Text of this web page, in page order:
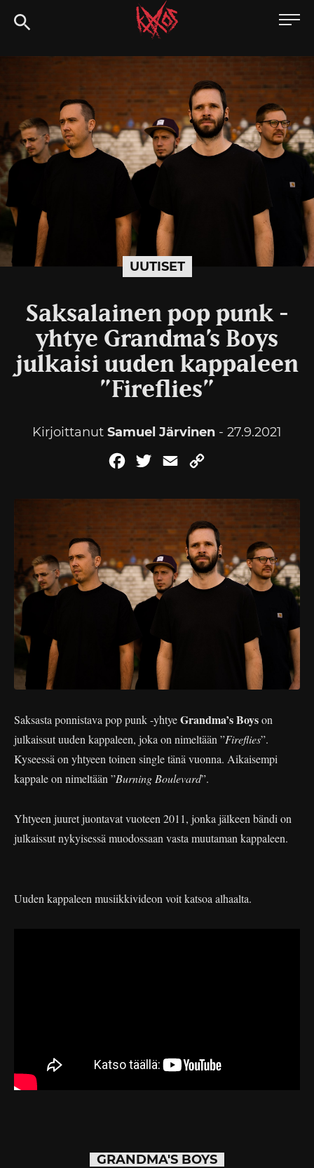
Siirry
suoraan
Kaaoszine
UUTISET
Saksalainen pop punk -
yhtye Grandma’s Boys
julkaisi uuden kappaleen
”Fireflies”
Kirjoittanut Samuel Järvinen - 27.9.2021
FacebookTwitterEmail
Saksasta ponnistava pop punk -yhtyeGrandma’s Boyson
julkaissut uuden kappaleen, joka on nimeltään ”Fireflies”.
Kyseessä on yhtyeen toinen single tänä vuonna. Aikaisempi
kappale on nimeltään ”Burning Boulevard”.
Yhtyeen juuret juontavat vuoteen 2011, jonka jälkeen bändi on
julkaissut nykyisessä muodossaan vasta muutaman kappaleen.
Uuden kappaleen musiikkivideon voit katsoa alhaalta.
GRANDMA'S BOYS